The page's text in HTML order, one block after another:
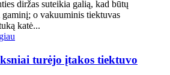
diržas suteikia galią, kad būtų
o vakuuminis tiektuvas
katė...
turėjo įtakos tiektuvo